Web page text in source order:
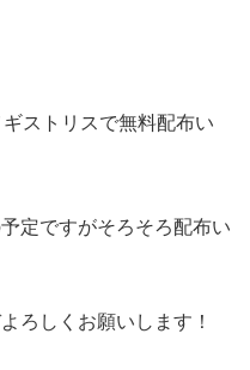
ストリスで無料配布い
定ですがそろそろ配布い
ろしくお願いします！